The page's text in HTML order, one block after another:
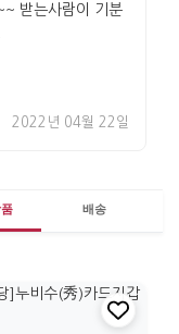
받는사람이 기분
2022년 04월 22일
배송